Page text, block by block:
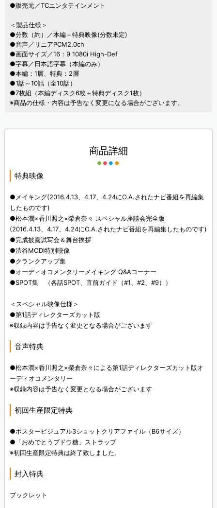
●販売元／TCエンタテインメント
＜製品仕様＞
●分数（約）／本編＋特典映像(分数未定)
●音声／リニアPCM2.0ch
●画面サイズ／16：9 1080i High-Def
●字幕／日本語字幕（本編のみ）
●本編：1層、特典：2層
●1話～10話（全10話）
●7枚組（本編ディスク6枚＋特典ディスク1枚）
※商品の仕様・内容は予告なく変更になる場合がございます。
商品詳細
特典映像
●メイキング(2016.4.13、4.17、4.24にO.A.されたナビ番組を再編集
したものです)
●松本潤×香川照之×榮倉奈々 スペシャル座談会完全版
(2016.4.13、4.17、4.24にO.A.されたナビ番組を再編集したものです)
●完成披露試写会＆舞台挨拶
●渋谷MODI特別映像
●クランクアップ集
●オーディオコメンタリーメイキング Q&Aコーナー
●SPOT集 （各話SPOT、直前ガイド（#1、#2、#9））
＜スペシャル映像仕様＞
●第1話ディレクターズカット版
※収録内容は予告なく変更となる場合がございます
音声特典
●松本潤×香川照之×榮倉奈々による第1話ディレクターズカット版オ
ーディオコメンタリー
※収録内容は予告なく変更となる場合がございます
初回生産限定特典
●ポスタービジュアル3ショットクリアファイル（B6サイズ）
●「おめでとうブドウ糖」ストラップ
※初回生産限定特典は終了致しました。
封入特典
ブックレット